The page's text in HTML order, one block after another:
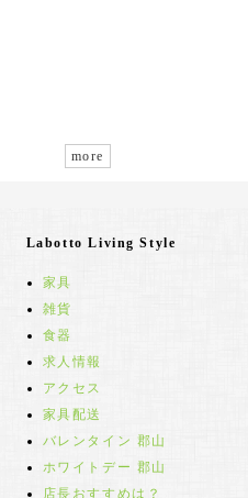
more
Labotto Living Style
家具
雑貨
食器
求人情報
アクセス
家具配送
バレンタイン 郡山
ホワイトデー 郡山
店長おすすめは？